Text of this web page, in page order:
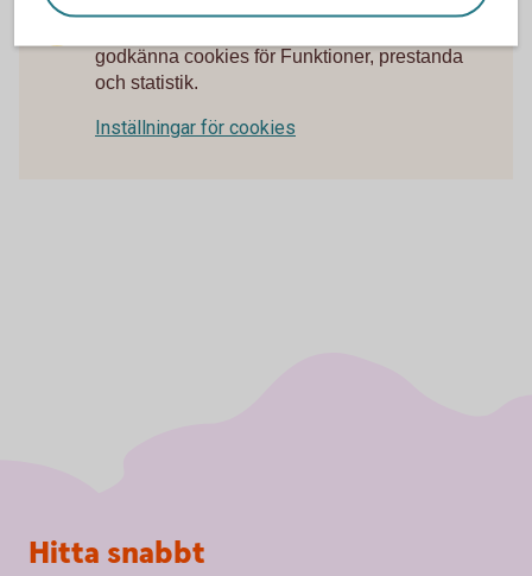
godkänna cookies för Funktioner, prestanda
och statistik.
Inställningar för cookies
Sidfot
Hitta snabbt